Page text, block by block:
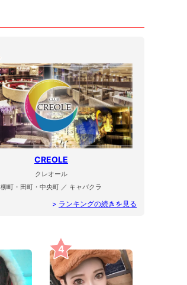
CREOLE
クレオール
柳町・田町・中央町 ／ キャバクラ
> ランキングの続きを見る
4